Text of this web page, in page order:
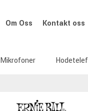
Om Oss Kontakt oss
Mikrofoner